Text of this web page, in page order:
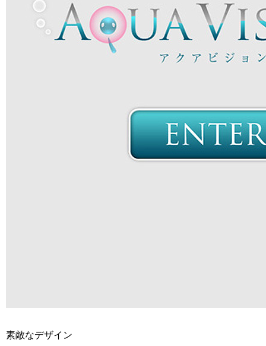
素敵なデザイン